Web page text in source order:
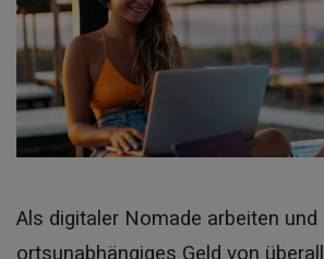
Als digitaler Nomade arbeiten und
ortsunabhängiges Geld von